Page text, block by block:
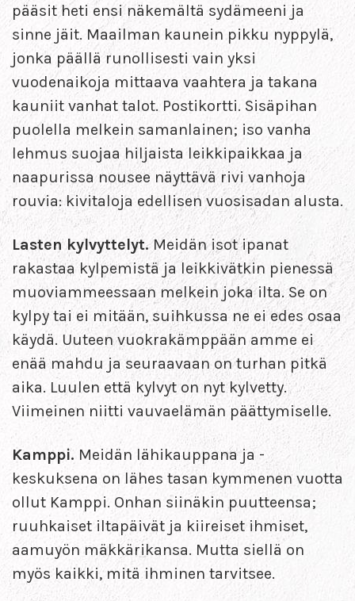
pääsit heti ensi näkemältä sydämeeni ja
sinne jäit. Maailman kaunein pikku nyppylä,
jonka päällä runollisesti vain yksi
vuodenaikoja mittaava vaahtera ja takana
kauniit vanhat talot. Postikortti. Sisäpihan
puolella melkein samanlainen; iso vanha
lehmus suojaa hiljaista leikkipaikkaa ja
naapurissa nousee näyttävä rivi vanhoja
rouvia: kivitaloja edellisen vuosisadan alusta.
Lasten kylvyttelyt.Meidän isot ipanat
rakastaa kylpemistä ja leikkivätkin pienessä
muoviammeessaan melkein joka ilta. Se on
kylpy tai ei mitään, suihkussa ne ei edes osaa
käydä. Uuteen vuokrakämppään amme ei
enää mahdu ja seuraavaan on turhan pitkä
aika. Luulen että kylvyt on nyt kylvetty.
Viimeinen niitti vauvaelämän päättymiselle.
Kamppi. Meidän lähikauppana ja -
keskuksena on lähes tasan kymmenen vuotta
ollut Kamppi. Onhan siinäkin puutteensa;
ruuhkaiset iltapäivät ja kiireiset ihmiset,
aamuyön mäkkärikansa. Mutta siellä on
myös kaikki, mitä ihminen tarvitsee.